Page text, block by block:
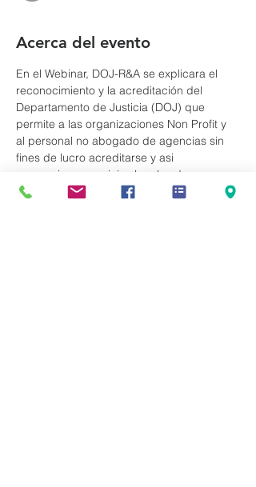
Acerca del evento
En el Webinar, DOJ-R&A se explicara el
reconocimiento y la acreditación del
Departamento de Justicia (DOJ) que
permite a las organizaciones Non Profit y
al personal no abogado de agencias sin
fines de lucro acreditarse y asi
proporcionar servicios legales de
inmigración. Revisaremos los requisitos de